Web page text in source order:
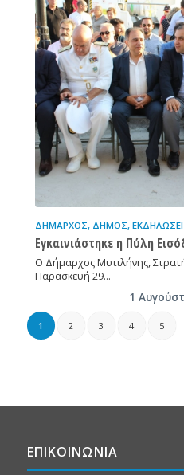
ΔΉΜΑΡΧΟΣ, ΔΉΜΟΣ,
Εγκαινιάστηκε η Πύλη
Ο Δήμαρχος Μυτιλήνης,
Παρασκευή 29…
1
1 2 3 4 5
ΕΠΙΚΟΙΝΩΝΙΑ